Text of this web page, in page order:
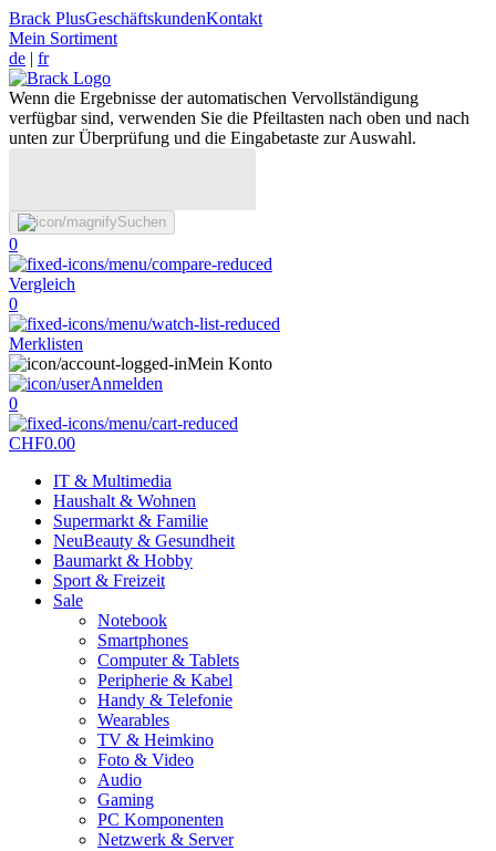
Brack PlusGeschäftskundenKontakt
Mein Sortiment
de | fr
Wenn die Ergebnisse der automatischen Vervollständigung
verfügbar sind, verwenden Sie die Pfeiltasten nach oben und nach
unten zur Überprüfung und die Eingabetaste zur Auswahl.
Suchen
0
Vergleich
0
Merklisten
Mein Konto
Anmelden
0
CHF0.00
IT & Multimedia
Haushalt & Wohnen
Supermarkt & Familie
NeuBeauty & Gesundheit
Baumarkt & Hobby
Sport & Freizeit
Sale
Notebook
Smartphones
Computer & Tablets
Peripherie & Kabel
Handy & Telefonie
Wearables
TV & Heimkino
Foto & Video
Audio
Gaming
PC Komponenten
Netzwerk & Server